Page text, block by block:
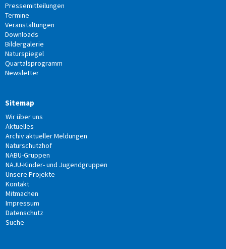
Pressemitteilungen
Termine
Veranstaltungen
Downloads
Bildergalerie
Naturspiegel
Quartalsprogramm
Newsletter
Sitemap
Wir über uns
Aktuelles
Archiv aktueller Meldungen
Naturschutzhof
NABU-Gruppen
NAJU-Kinder- und Jugendgruppen
Unsere Projekte
Kontakt
Mitmachen
Impressum
Datenschutz
Suche